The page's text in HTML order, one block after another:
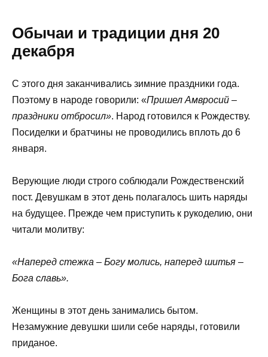
Обычаи и традиции дня 20
декабря
С этого дня заканчивались зимние праздники года.
Поэтому в народе говорили: «Пришел Амвросий –
праздники отбросил». Народ готовился к Рождеству.
Посиделки и братчины не проводились вплоть до 6
января.
Верующие люди строго соблюдали Рождественский
пост. Девушкам в этот день полагалось шить наряды
на будущее. Прежде чем приступить к рукоделию, они
читали молитву:
«Наперед стежка – Богу молись, наперед шитья –
Бога славь».
Женщины в этот день занимались бытом.
Незамужние девушки шили себе наряды, готовили
приданое.